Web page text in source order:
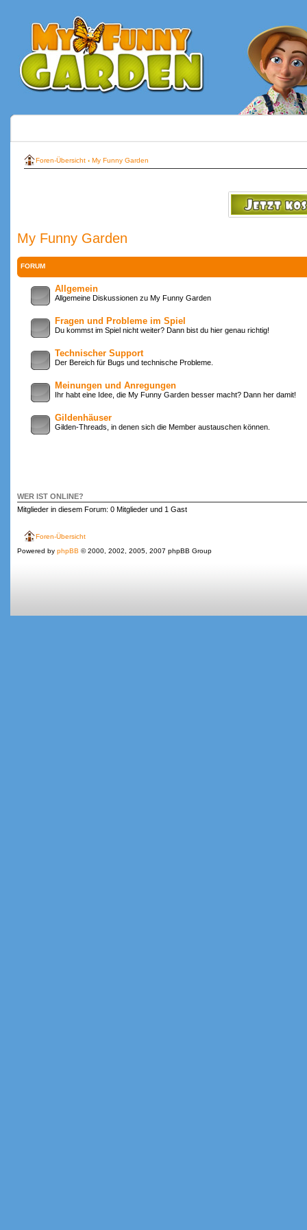
Foren-Übersicht ‹ My Funny Garden
My Funny Garden
FORUM
Allgemein
Allgemeine Diskussionen zu My Funny Garden
Fragen und Probleme im Spiel
Du kommst im Spiel nicht weiter? Dann bist du hier genau richtig!
Technischer Support
Der Bereich für Bugs und technische Probleme.
Meinungen und Anregungen
Ihr habt eine Idee, die My Funny Garden besser macht? Dann her damit!
Gildenhäuser
Gilden-Threads, in denen sich die Member austauschen können.
WER IST ONLINE?
Mitglieder in diesem Forum: 0 Mitglieder und 1 Gast
Foren-Übersicht
Powered by phpBB © 2000, 2002, 2005, 2007 phpBB Group